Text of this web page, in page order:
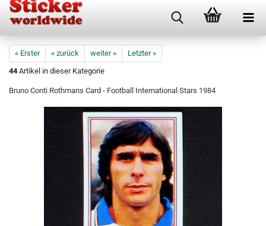
« Erster « zurück weiter »
Letzter »
44Artikel in dieser Kategorie
Bruno Conti Rothmans Card - Football International Stars 1984